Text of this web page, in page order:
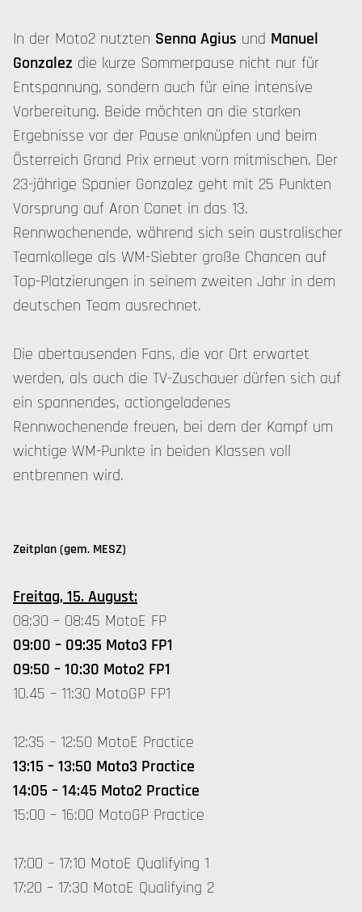
In der Moto2 nutzten Senna Agius und Manuel
Gonzalez die kurze Sommerpause nicht nur für
Entspannung, sondern auch für eine intensive
Vorbereitung. Beide möchten an die starken
Ergebnisse vor der Pause anknüpfen und beim
Österreich Grand Prix erneut vorn mitmischen. Der
23-jährige Spanier Gonzalez geht mit 25 Punkten
Vorsprung auf Aron Canet in das 13.
Rennwochenende, während sich sein australischer
Teamkollege als WM-Siebter große Chancen auf
Top-Platzierungen in seinem zweiten Jahr in dem
deutschen Team ausrechnet.
Die abertausenden Fans, die vor Ort erwartet
werden, als auch die TV-Zuschauer dürfen sich auf
ein spannendes, actiongeladenes
Rennwochenende freuen, bei dem der Kampf um
wichtige WM-Punkte in beiden Klassen voll
entbrennen wird.
Zeitplan (gem. MESZ)
Freitag, 15. August:
08:30 – 08:45 MotoE FP
09:00 – 09:35 Moto3 FP1
09:50 – 10:30 Moto2 FP1
10.45 – 11:30 MotoGP FP1
12:35 – 12:50 MotoE Practice
13:15 – 13:50 Moto3 Practice
14:05 – 14:45 Moto2 Practice
15:00 – 16:00 MotoGP Practice
17:00 – 17:10 MotoE Qualifying 1
17:20 – 17:30 MotoE Qualifying 2